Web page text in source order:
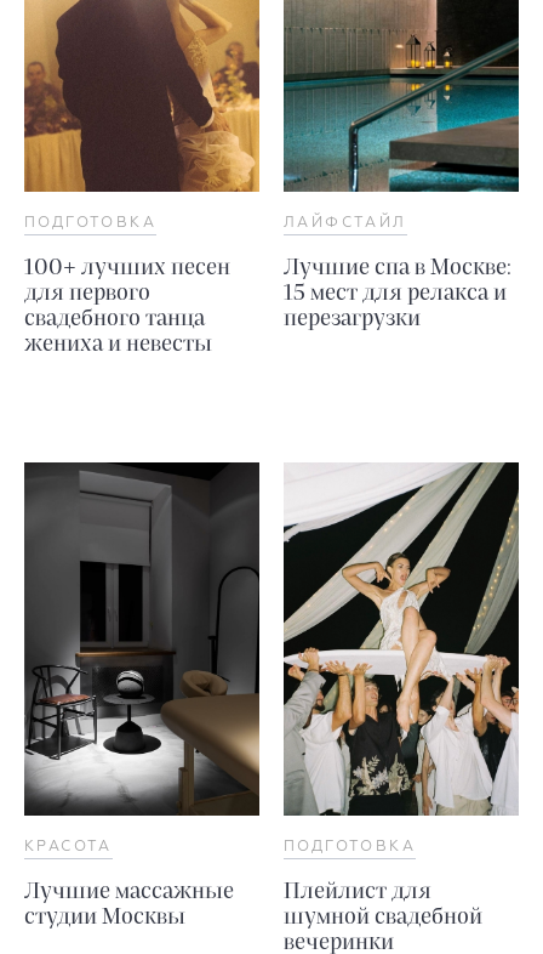
ПОДГОТОВКА
100+ лучших песен
для первого
свадебного танца
жениха и невесты
ЛАЙФСТАЙЛ
Лучшие спа в Москве:
15 мест для релакса и
перезагрузки
КРАСОТА
Лучшие массажные
студии Москвы
ПОДГОТОВКА
Плейлист для
шумной свадебной
вечеринки